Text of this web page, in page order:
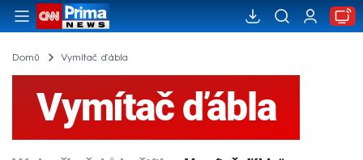
Domů Vymítač ďábla
Vymítač ďábla